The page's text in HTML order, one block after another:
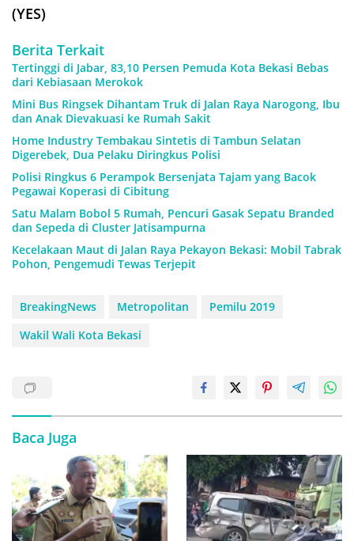
(YES)
Berita Terkait
Tertinggi di Jabar, 83,10 Persen Pemuda Kota Bekasi Bebas
dari Kebiasaan Merokok
Mini Bus Ringsek Dihantam Truk di Jalan Raya Narogong, Ibu
dan Anak Dievakuasi ke Rumah Sakit
Home Industry Tembakau Sintetis di Tambun Selatan
Digerebek, Dua Pelaku Diringkus Polisi
Polisi Ringkus 6 Perampok Bersenjata Tajam yang Bacok
Pegawai Koperasi di Cibitung
Satu Malam Bobol 5 Rumah, Pencuri Gasak Sepatu Branded
dan Sepeda di Cluster Jatisampurna
Kecelakaan Maut di Jalan Raya Pekayon Bekasi: Mobil Tabrak
Pohon, Pengemudi Tewas Terjepit
BreakingNews Metropolitan
Pemilu 2019
Wakil Wali Kota Bekasi
Baca Juga